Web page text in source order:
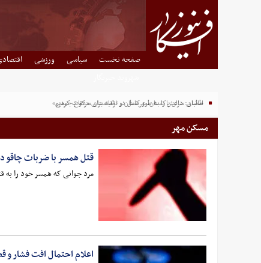
صفحه نخست سیاسی ورزشی
طالبان: داعش را به طور کامل در افغانستان سرکوب کردیم
مسکن مهر
قتل همسر با ضربات چاقو
مرد جوانی که همسر خود را به
اعلام احتمال افت فشار